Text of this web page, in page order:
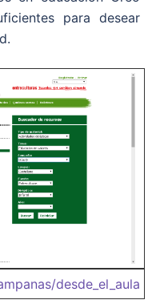
para desear
desde_el_aula